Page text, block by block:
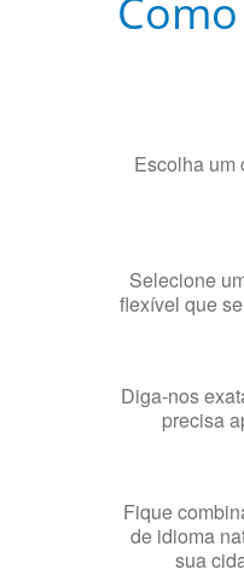
Escolha
Selecione
flexível que
Diga-nos
precisa
Fique